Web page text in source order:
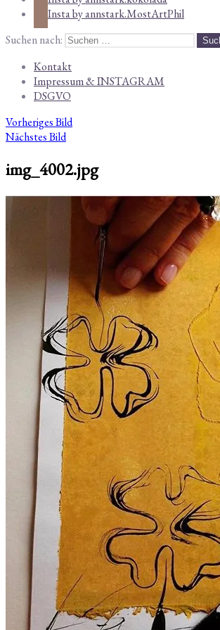
Insta by annstark.MostArtPhil
Suchen nach:
Kontakt
Impressum & INSTAGRAM
DSGVO
Vorheriges Bild
Nächstes Bild
img_4002.jpg